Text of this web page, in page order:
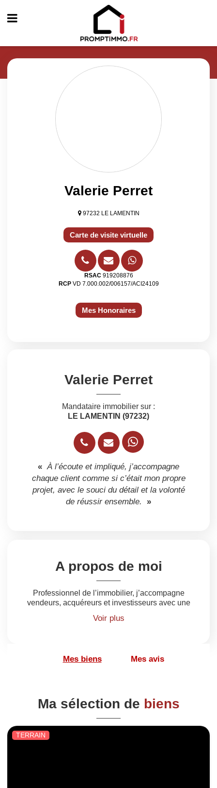
Valerie Perret
97232 LE LAMENTIN
Carte de visite virtuelle
RSAC919208876
RCPVD 7.000.002/006157/ACI24109
Mes Honoraires
Valerie Perret
Mandataire immobilier sur :
LE LAMENTIN (97232)
« À l’écoute et impliqué, j’accompagne
chaque client comme si c’était mon propre
projet, avec le souci du détail et la volonté
de réussir ensemble.
»
A propos de moi
Professionnel de l’immobilier, j’accompagne
vendeurs, acquéreurs et investisseurs avec une
réactivité et conseils éclairés. Mon rôle est de
décision. Avec une parfaite connaissance du
Voir plus
Mes biens Mes avis
Ma sélection de biens
TERRAIN